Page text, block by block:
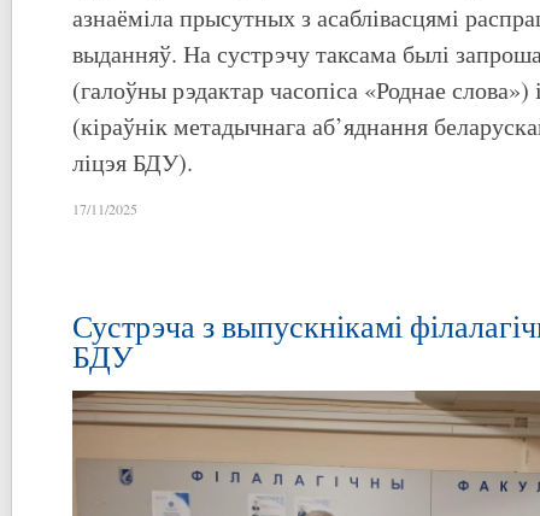
азнаёміла прысутных з асаблівасцямі
выданняў. На сустрэчу таксама былі
(галоўны рэдактар часопіса «Роднае
(кіраўнік метадычнага аб’яднання
ліцэя БДУ).
17/11/2025
Сустрэча з выпускнікамі
БДУ